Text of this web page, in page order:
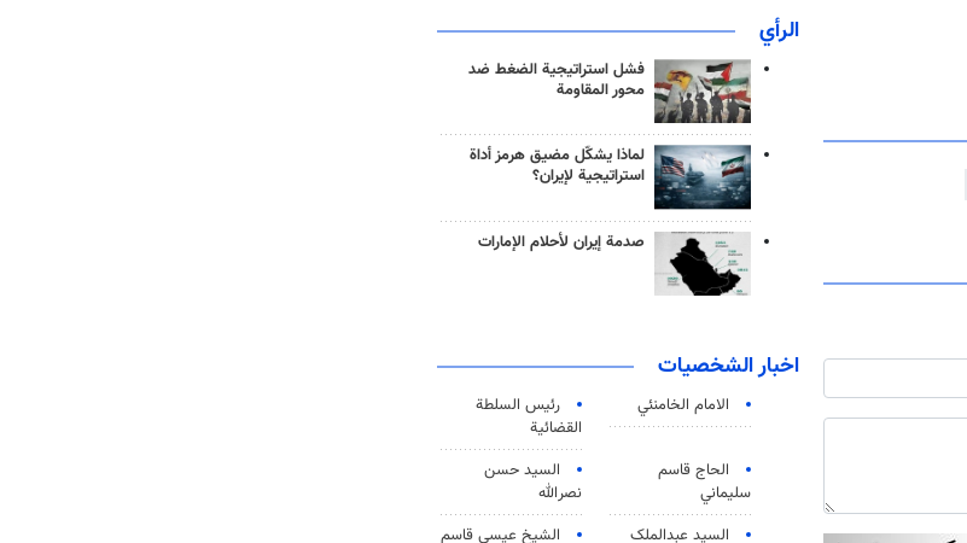
الرأي
فشل استراتيجية الضغط ضد
محور المقاومة
لماذا يشكّل مضيق هرمز أداة
استراتيجية لإيران؟
صدمة إيران لأحلام الإمارات
اخبار الشخصيات
الامام الخامنئي
رئیس السلطة
القضائیة
الحاج قاسم
سليماني
السيد حسن
نصرالله
السید عبدالملک
الشيخ عيسى قاسم